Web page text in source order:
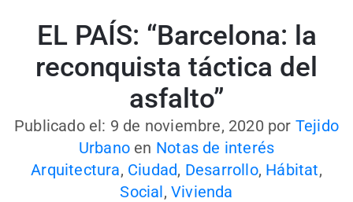
EL PAÍS: “Barcelona: la
reconquista táctica del
asfalto”
Publicado el: 9 de noviembre, 2020 por Tejido
Urbano en Notas de interés
Arquitectura, Ciudad, Desarrollo, Hábitat,
Social, Vivienda